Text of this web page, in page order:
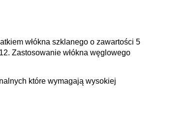
włókna szklanego o zawartości 5
Zastosowanie włókna węglowego
które wymagają wysokiej